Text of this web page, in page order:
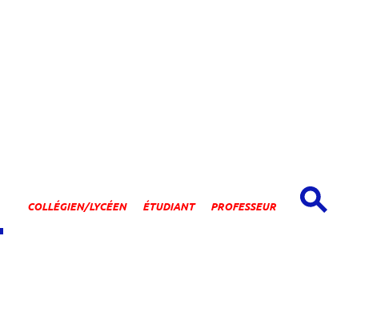
Espaces
COLLÉGIEN/LYCÉEN ÉTUDIANT PROFESSEUR